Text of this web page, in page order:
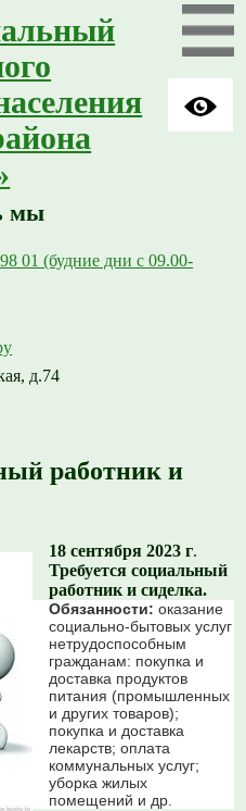
мы
01 (будние дни с 09.00-
д.74
работник и
18 сентября 2023 г.
Требуется социальный
работник и сиделка.
Обязанности:оказание
социально-бытовых услуг
нетрудоспособным
гражданам: покупка и
доставка продуктов
питания (промышленных
и других товаров);
покупка и доставка
лекарств; оплата
коммунальных услуг;
уборка жилых
помещений и др.